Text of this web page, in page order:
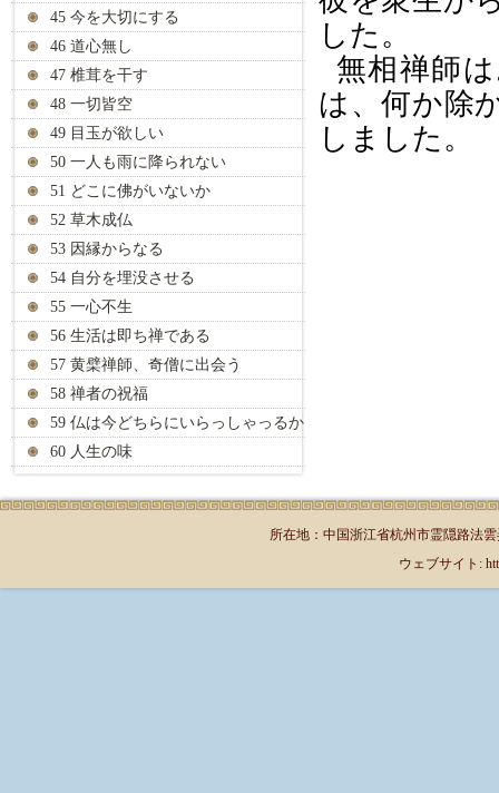
45 今を大切にする
46 道心無し
47 椎茸を干す
48 一切皆空
49 目玉が欲しい
50 一人も雨に降られない
51 どこに佛がいないか
52 草木成仏
53 因縁からなる
54 自分を埋没させる
55 一心不生
56 生活は即ち禅である
57 黄檗禅師、奇僧に出会う
58 禅者の祝福
59 仏は今どちらにいらっしゃっるか
60 人生の味
した。
無相禅師
は、何か除
しました。
所在地：中国浙江省杭州市霊隠路法
ウェブサイト: